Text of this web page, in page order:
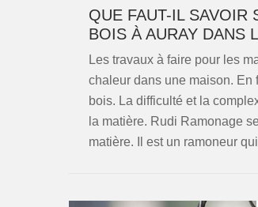
QUE FAUT-IL SAVOIR
BOIS À AURAY DANS
Les travaux à faire pour les
chaleur dans une maison. En
bois. La difficulté et la
la matière. Rudi Ramonage
matière. Il est un ramoneur